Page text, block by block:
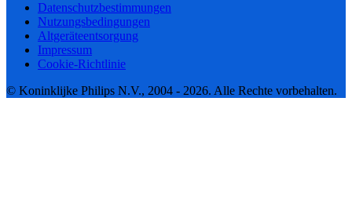
Datenschutzbestimmungen
Nutzungsbedingungen
Altgeräteentsorgung
Impressum
Cookie-Richtlinie
© Koninklijke Philips N.V., 2004 - 2026. Alle Rechte vorbehalten.